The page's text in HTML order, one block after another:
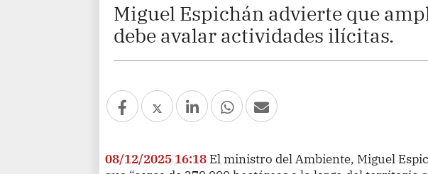
Miguel Espichán advierte que
debe avalar actividades ilícitas.
08/12/2025 16:18 El ministro del Ambiente, Miguel